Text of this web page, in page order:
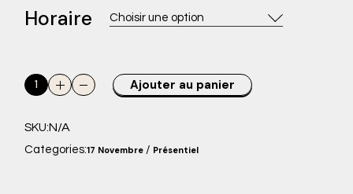
Horaire Choisir une option
Rendez-vous présentiel avec Chantal SOLER (17/11/2025 |
Ajouter au panier
SKU:N/A
Categories:17 Novembre / Présentiel